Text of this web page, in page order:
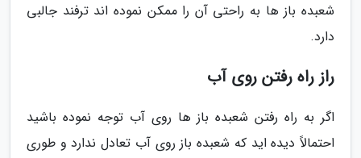
شعبده باز ها به راحتی آن را ممکن نموده اند ترفند جالبی
دارد.
راز راه رفتن روی آب
اگر به راه رفتن شعبده باز ها روی آب توجه نموده باشید
احتمالاً دیده اید که شعبده باز روی آب تعادل ندارد و طوری